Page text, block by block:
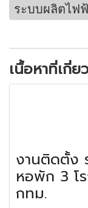
ระบบผลิตไฟ
เนื้อหาที่เกี่ย
งานติดตั้ง
หอพัก 3 โ
กทม.